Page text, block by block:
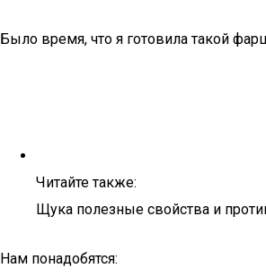
Было время, что я готовила такой
Читайте также:
Щука полезные свойства и
Нам понадобятся: